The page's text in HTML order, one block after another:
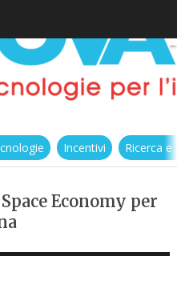
Incentivi Ricerca
Economy per